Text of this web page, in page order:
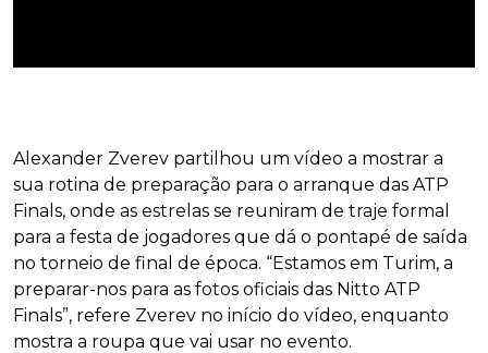
Alexander Zverev partilhou um vídeo a mostrar a
sua rotina de preparação para o arranque das ATP
Finals, onde as estrelas se reuniram de traje formal
para a festa de jogadores que dá o pontapé de saída
no torneio de final de época. “Estamos em Turim, a
preparar-nos para as fotos oficiais das Nitto ATP
Finals”, refere Zverev no início do vídeo, enquanto
mostra a roupa que vai usar no evento.